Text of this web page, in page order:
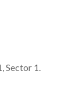
Sector 1.